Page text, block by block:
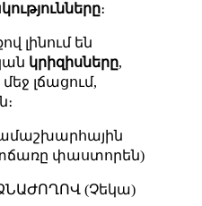
։
լինում են
կրիզիսները,
լճացում,
փաստորեն)
(Չեկա)